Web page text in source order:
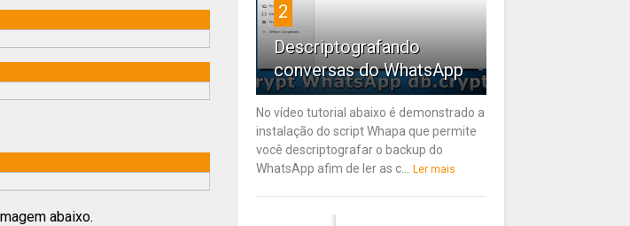
abaixo.
2
Descriptografando
conversas do WhatsApp
No vídeo tutorial abaixo é demonstrado a
instalação do script Whapa que permite
você descriptografar o backup do
WhatsApp afim de ler as c...
Ler mais